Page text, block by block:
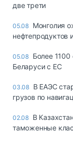
две трети
05.08 Монголия
нефтепродуктов
05.08 Более 1100
Беларуси с ЕС
03.08 В ЕАЭС
грузов по
02.08 В
таможенные